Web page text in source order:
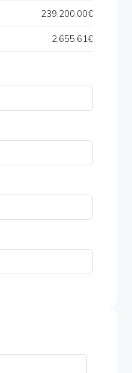
239,200.00€
2,655.61€